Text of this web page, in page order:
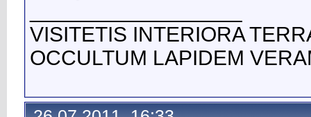
VISITETIS INTERIORA
OCCULTUM LAPIDEM